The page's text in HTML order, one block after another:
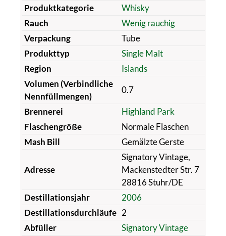
Produktkategorie
Whisky
Rauch
Wenig rauchig
Verpackung
Tube
Produkttyp
Single Malt
Region
Islands
Volumen (Verbindliche
Nennfüllmengen)
0.7
Brennerei
Highland Park
Flaschengröße
Normale Flaschen
Mash Bill
Gemälzte Gerste
Adresse
Signatory Vintage,
Mackenstedter Str. 7
28816 Stuhr/DE
Destillationsjahr
2006
Destillationsdurchläufe 2
Abfüller
Signatory Vintage